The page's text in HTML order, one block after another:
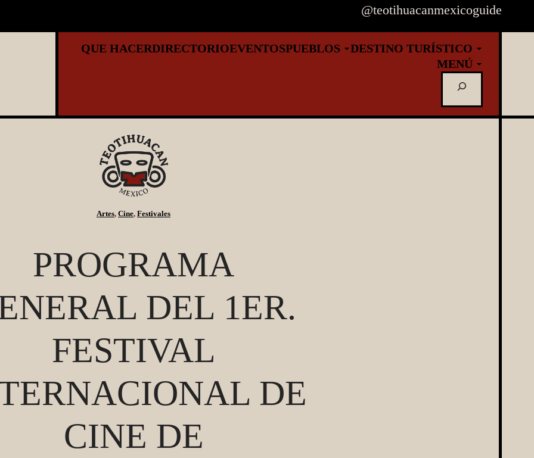
@teotihuacanmexicoguide
QUE HACERDIRECTORIOEVENTOSPUEBLOS
DESTINO TURÍSTICO
MENÚ
Buscar
Artes, Cine, Festivales
PROGRAMA
DEL 1ER.
FESTIVAL
DE
CINE DE